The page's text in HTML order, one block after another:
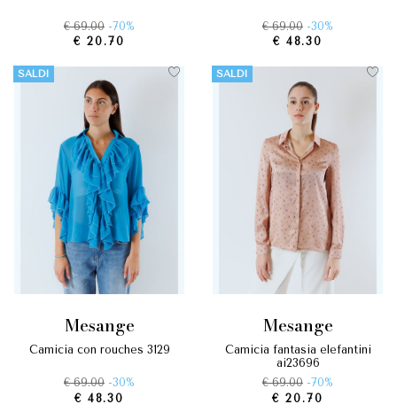
€ 69.00 -70%
€ 20.70
€ 69.00 -30%
€ 48.30
SALDI
mesange
camicia con rouches 3129
€ 69.00 -30%
€ 48.30
SALDI
mesange
camicia fantasia elefantini
ai23696
€ 69.00 -70%
€ 20.70